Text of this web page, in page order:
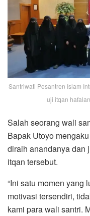
Santriwati Pesantren Islam
uji itqan
Salah seorang wali
Bapak Utoyo
diraih anandanya dan
itqan tersebut.
“Ini satu momen yang
motivasi tersendiri,
kami para wali santri.